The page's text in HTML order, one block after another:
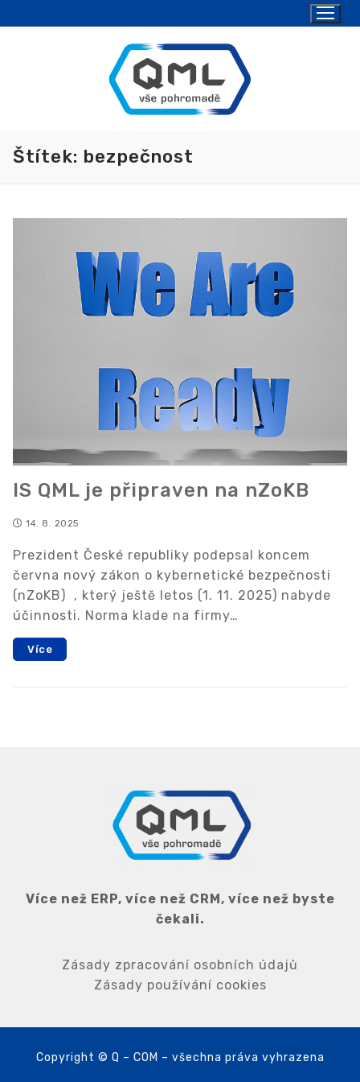
Štítek: bezpečnost
IS QML je připraven na nZoKB
14. 8. 2025
Prezident České republiky podepsal koncem
června nový zákon o kybernetické bezpečnosti
(nZoKB) , který ještě letos (1. 11. 2025) nabyde
účinnosti. Norma klade na firmy…
Více
Více než ERP, více než CRM, více než byste
čekali.
Zásady zpracování osobních údajů
Zásady používání cookies
Copyright © Q – COM – všechna práva vyhrazena